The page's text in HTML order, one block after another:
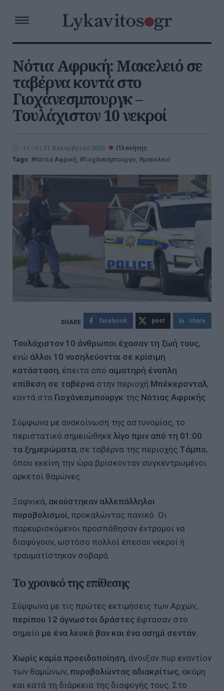
Νότια Αφρική: Μακελειό σε
ταβέρνα κοντά στο
Γιοχάνεσμπουργκ –
Τουλάχιστον 10 νεκροί
11:10 | 21 Δεκεμβρίου 2025
Πλανήτης
Tags:
Νότια Αφρική, Γιοχάνεσμπουργκ, μακελειό
facebook post share
Τουλάχιστον 10 άνθρωποι έχασαν τη ζωή τους,
ενώ άλλοι 10 νοσηλεύονται σε κρίσιμη
κατάσταση, έπειτα από αιματηρή ένοπλη
επίθεση σε ταβέρνα στην περιοχή Μπέκερσνταλ,
κοντά στο Γιοχάνεσμπουργκ της Νότιας Αφρικής
Σύμφωνα με ανακοίνωση της αστυνομίας, το
περιστατικό σημειώθηκε λίγο πριν από τη 01:00
τα ξημερώματα, σε ταβέρνα της περιοχής Τάμπο,
όπου εκείνη την ώρα βρίσκονταν συγκεντρωμένοι
αρκετοί θαμώνες.
Ξαφνικά, ακούστηκαν αλλεπάλληλοι
πυροβολισμοί, προκαλώντας πανικό. Οι
παρευρισκόμενοι προσπάθησαν έντρομοι να
διαφύγουν, ωστόσο πολλοί έπεσαν νεκροί ή
τραυματίστηκαν σοβαρά.
Το χρονικό της επίθεσης
Σύμφωνα με τις πρώτες εκτιμήσεις των Αρχών,
περίπου 12 άγνωστοι δράστες έφτασαν στο
σημείο με ένα λευκό βαν και ένα ασημί σεντάν.
Χωρίς καμία προειδοποίηση, άνοιξαν πυρ εναντίον
των θαμώνων, πυροβολώντας αδιακρίτως, ακόμη
και κατά τη διάρκεια της διαφυγής τους. Στο